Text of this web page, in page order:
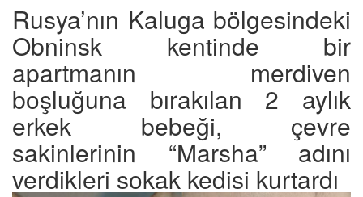
Rusya’nın Kaluga bölgesindeki
Obninsk kentinde bir
apartmanın merdiven
boşluğuna bırakılan 2 aylık
erkek bebeği, çevre
sakinlerinin “Marsha” adını
verdikleri sokak kedisi kurtardı